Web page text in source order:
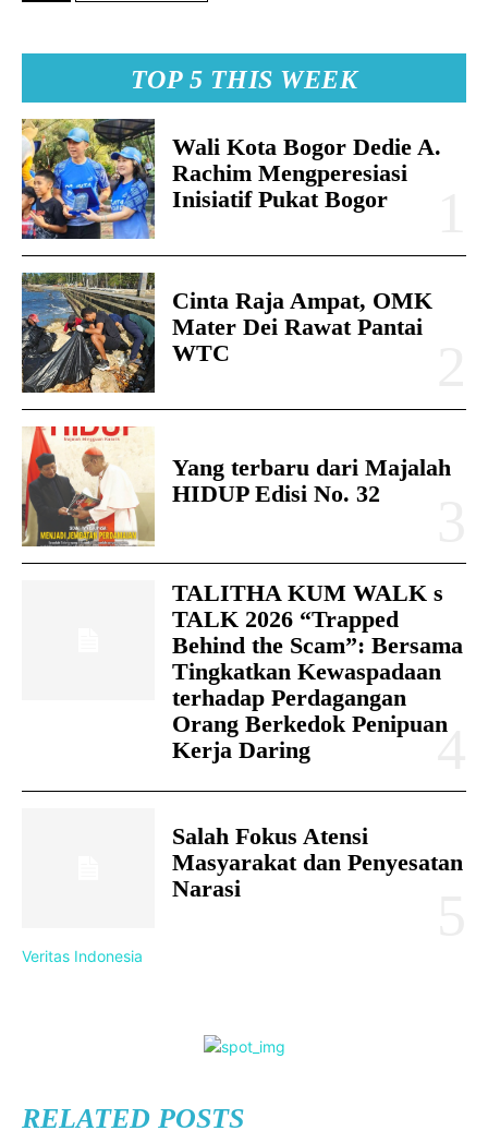
TOP 5 THIS WEEK
Wali Kota Bogor Dedie A.
Rachim Mengperesiasi
Inisiatif Pukat Bogor
Cinta Raja Ampat, OMK
Mater Dei Rawat Pantai
WTC
Yang terbaru dari Majalah
HIDUP Edisi No. 32
TALITHA KUM WALK s
TALK 2026 “Trapped
Behind the Scam”: Bersama
Tingkatkan Kewaspadaan
terhadap Perdagangan
Orang Berkedok Penipuan
Kerja Daring
Salah Fokus Atensi
Masyarakat dan Penyesatan
Narasi
Veritas Indonesia
RELATED POSTS